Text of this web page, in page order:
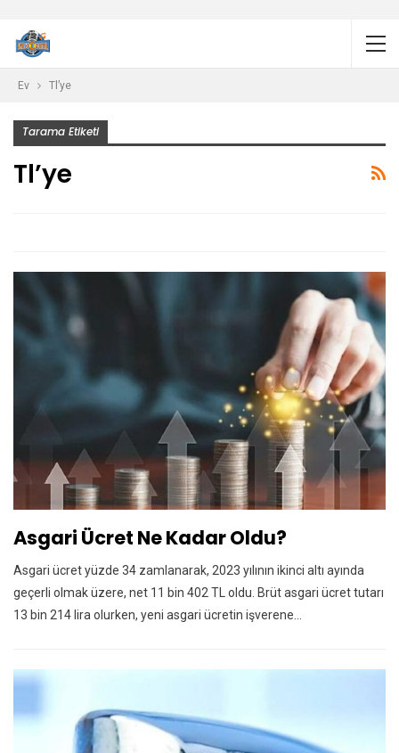
Ev Tl’ye
Tarama Etiketi
Tl’ye
Asgari Ücret Ne Kadar Oldu?
Asgari ücret yüzde 34 zamlanarak, 2023 yılının ikinci altı ayında
geçerli olmak üzere, net 11 bin 402 TL oldu. Brüt asgari ücret tutarı
13 bin 214 lira olurken, yeni asgari ücretin işverene…